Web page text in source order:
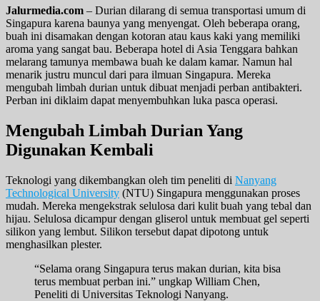
Jalurmedia.com – Durian dilarang di semua transportasi umum di
Singapura karena baunya yang menyengat. Oleh beberapa orang,
buah ini disamakan dengan kotoran atau kaus kaki yang memiliki
aroma yang sangat bau. Beberapa hotel di Asia Tenggara bahkan
melarang tamunya membawa buah ke dalam kamar. Namun hal
menarik justru muncul dari para ilmuan Singapura. Mereka
mengubah limbah durian untuk dibuat menjadi perban antibakteri.
Perban ini diklaim dapat menyembuhkan luka pasca operasi.
Mengubah Limbah Durian Yang
Digunakan Kembali
Teknologi yang dikembangkan oleh tim peneliti di Nanyang
Technological University (NTU) Singapura menggunakan proses
mudah. Mereka mengekstrak selulosa dari kulit buah yang tebal dan
hijau. Selulosa dicampur dengan gliserol untuk membuat gel seperti
silikon yang lembut. Silikon tersebut dapat dipotong untuk
menghasilkan plester.
“Selama orang Singapura terus makan durian, kita bisa
terus membuat perban ini.” ungkap William Chen,
Peneliti di Universitas Teknologi Nanyang.